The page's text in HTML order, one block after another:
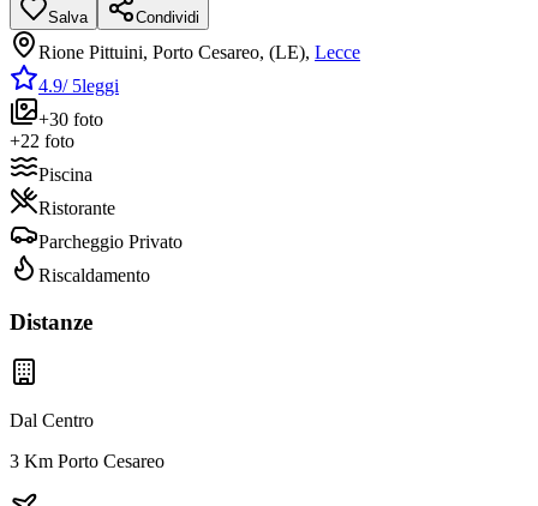
Salva Condividi
Rione Pittuini, Porto Cesareo, (LE), Lecce
4.9/ 5leggi
+30 foto
+22 foto
Piscina
Ristorante
Parcheggio Privato
Riscaldamento
Distanze
Dal Centro
3 Km Porto Cesareo